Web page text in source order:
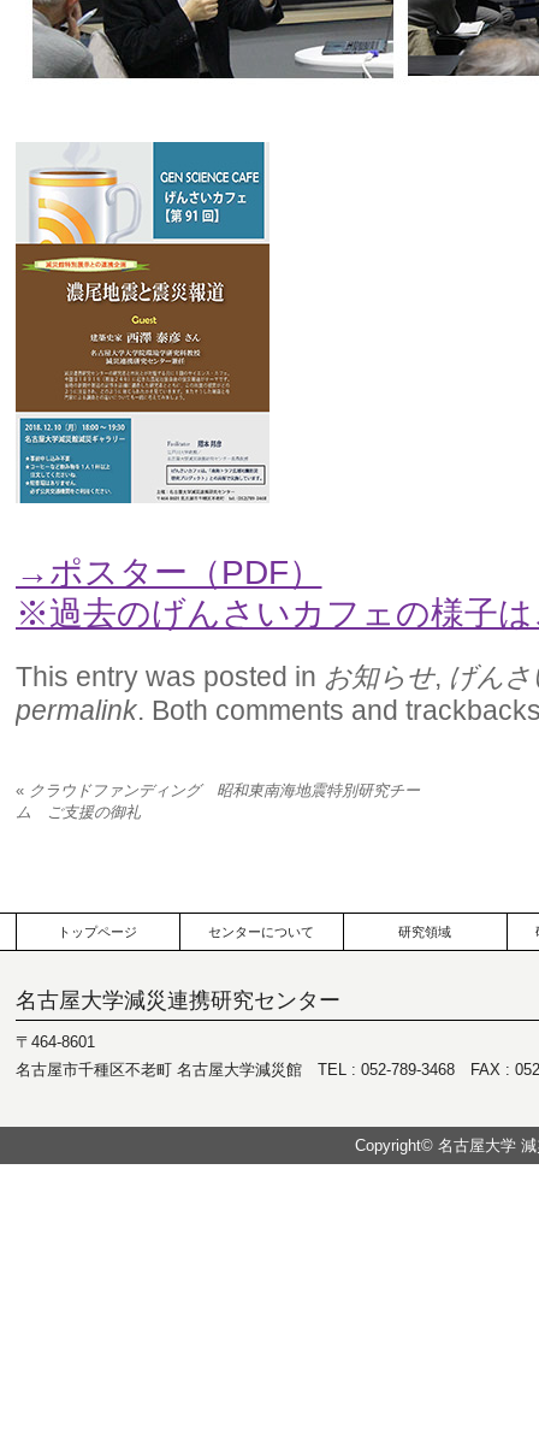
→ポスター（PDF）
※過去のげんさいカフェの様子
This entry was posted in お知らせ, げん
permalink. Both comments and
«クラウドファンディング 昭和東南海地震特別研究チー
ム ご支援の御礼
トップページ センターについて 研究領域
名古屋大学減災連携研究センター
〒464-8601
名古屋市千種区不老町 名古屋大学減災館 TEL : 052-789-3468 FAX :
Copyright© 名古屋大学